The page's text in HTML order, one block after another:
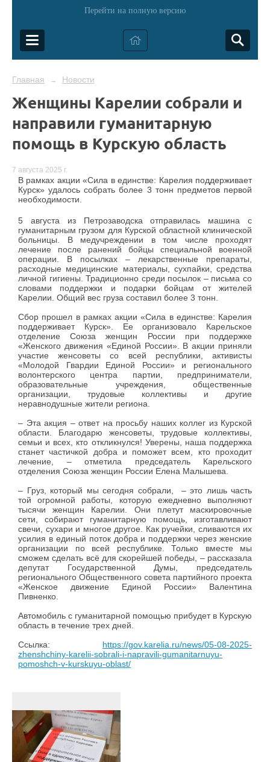
Перейти на полную версию
Главная → Новости
Женщины Карелии собрали и
направили гуманитарную
помощь в Курскую область
7 августа 2025 г.
В рамках акции «Сила в единстве: Карелия поддерживает
Курск» удалось собрать более 3 тонн предметов первой
необходимости.
5 августа из Петрозаводска отправилась машина с
гуманитарным грузом для Курской областной клинической
больницы. В медучреждении в том числе проходят
лечение после ранений бойцы специальной военной
операции. В посылках – лекарственные препараты,
расходные медицинские материалы, сухпайки, средства
личной гигиены. Традиционно среди посылок – письма со
словами поддержки и подарки бойцам от жителей
Карелии. Общий вес груза составил более 3 тонн.
Сбор прошел в рамках акции «Сила в единстве: Карелия
поддерживает Курск». Ее организовало Карельское
отделение Союза женщин России при поддержке
«Женского движения «Единой России». В акции приняли
участие женсоветы со всей республики, активисты
«Молодой Гвардии Единой России» и регионального
волонтерского центра партии, предприниматели,
образовательные учреждения, общественные
организации, трудовые коллективы и другие
неравнодушные жители региона.
– Эта акция – ответ на просьбу наших коллег из Курской
области. Благодарю женсоветы, трудовые коллективы,
семьи и всех, кто откликнулся! Уверены, наша поддержка
станет частичкой добра и поможет всем, кто проходит
лечение, – отметила председатель Карельского
отделения Союза женщин России Елена Малышева.
– Груз, который мы сегодня собрали, – это лишь часть
той огромной работы, которую ежедневно выполняют
тысячи женщин Карелии. Они плетут маскировочные
сети, собирают гуманитарную помощь, изготавливают
свечи, сухари и многое другое. Как ручейки, сливаются их
усилия в единый поток добра и поддержки через женские
организации по всей республике. Только вместе мы
сможем сделать всё для скорейшей победы, – рассказала
депутат Государственной Думы, председатель
регионального Общественного совета партийного проекта
«Женское движение Единой России» Валентина
Пивненко.
Автомобиль с гуманитарной помощью прибудет в Курскую
область в течение трех дней.
Ссылка: https://gov.karelia.ru/news/05-08-2025-
zhenshchiny-karelii-sobrali-i-napravili-gumanitarnuyu-
pomoshch-v-kurskuyu-oblast/